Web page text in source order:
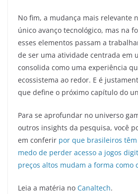
No fim, a mudança mais relevante
único avanço tecnológico, mas na
esses elementos passam a
de ser uma atividade centrada em
consolida como uma experiência
ecossistema ao redor. E é
que define o próximo capítulo do
Para se aprofundar no universo
outros insights da pesquisa, você
em conferir por que brasileiros têm
medo de perder acesso a jogos
preços altos mudam a forma como
Leia a matéria no Canaltech.